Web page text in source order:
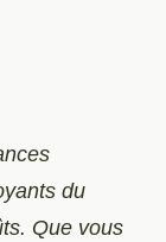
du
Que vous